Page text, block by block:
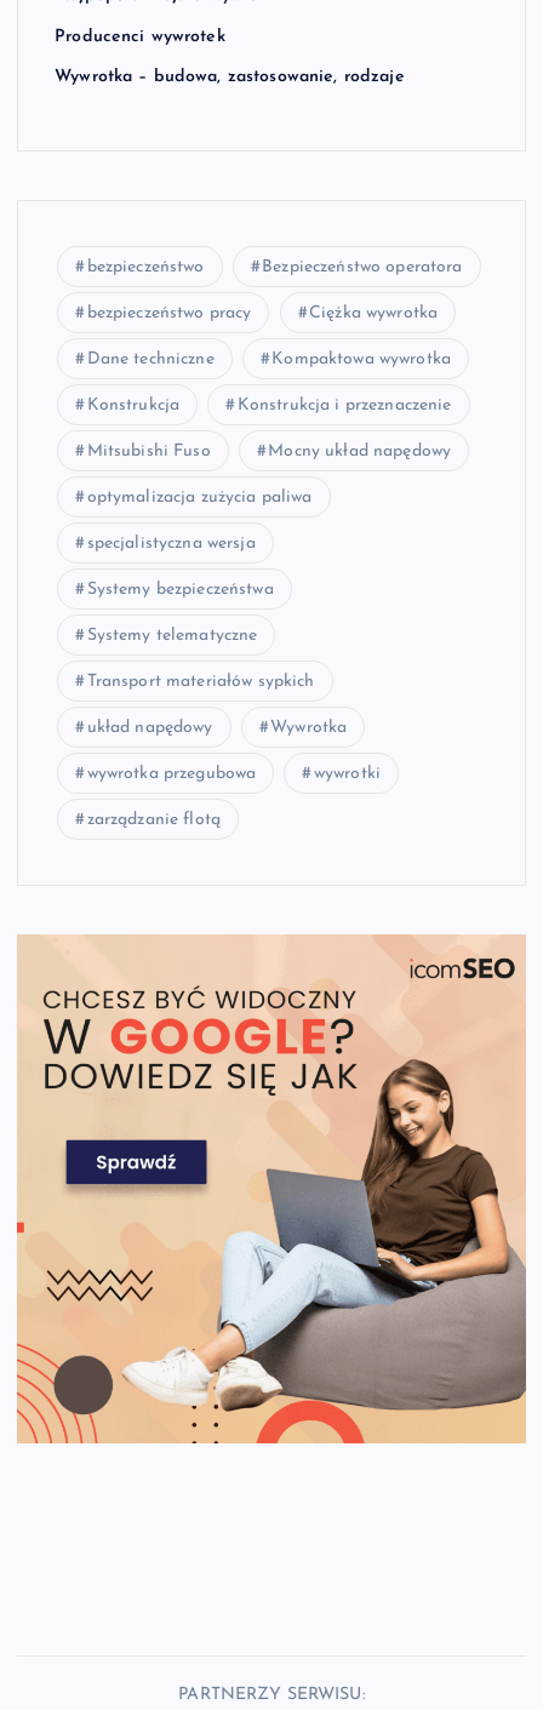
Producenci wywrotek
Wywrotka – budowa, zastosowanie, rodzaje
bezpieczeństwo Bezpieczeństwo operatora
bezpieczeństwo pracy Ciężka wywrotka
Dane techniczne Kompaktowa wywrotka
Konstrukcja Konstrukcja i przeznaczenie
Mitsubishi Fuso Mocny układ napędowy
optymalizacja zużycia paliwa
specjalistyczna wersja
Systemy bezpieczeństwa
Systemy telematyczne
Transport materiałów sypkich
układ napędowy Wywrotka
wywrotka przegubowa wywrotki
zarządzanie flotą
PARTNERZY SERWISU: